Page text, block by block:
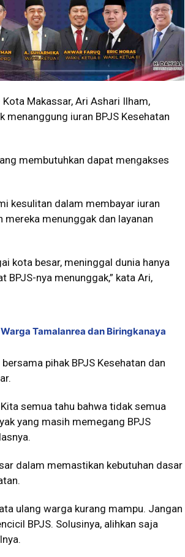
Kota Makassar, Ari Ashari Ilham,
iuran BPJS Kesehatan
membutuhkan dapat mengakses
kesulitan dalam membayar iuran
mereka menunggak dan layanan
kota besar, meninggal dunia hanya
BPJS-nya menunggak,” kata Ari,
Tamalanrea dan Biringkanaya
pihak BPJS Kesehatan dan
semua tahu bahwa tidak semua
yang masih memegang BPJS
dalam memastikan kebutuhan dasar
ulang warga kurang mampu. Jangan
BPJS. Solusinya, alihkan saja